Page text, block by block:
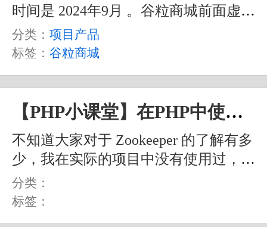
时间是 2024年9月 。谷粒商城前面虚拟
机部分基本没什么问题，可能会有的就
是 YUM 换源的问题，毕竟 CentOS7 早
题。而在 Docker 部分，则是碰了一个
困扰了半天的问题。
分类： 项目产品
标签： 谷粒商城
【PHP小课堂】在PHP中使用Zookeeper
不知道大家对于 Zookeeper 的了解有多
少，我在实际的项目中没有使用过，但
是之前学过一点。因此，今天我们只来
看看 PHP 中关于 Zookeeper 的扩展相
分类：
标签：